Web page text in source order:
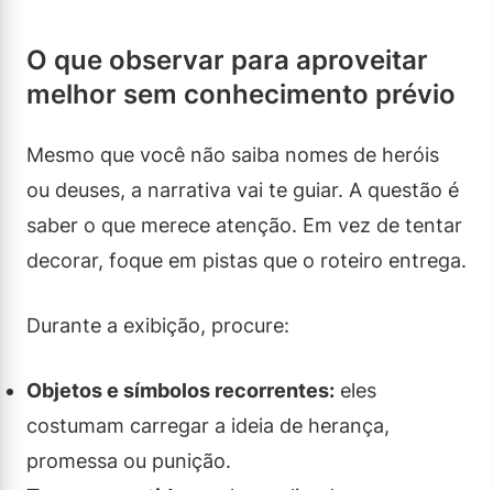
O que observar para aproveitar
melhor sem conhecimento prévio
Mesmo que você não saiba nomes de heróis
ou deuses, a narrativa vai te guiar. A questão é
saber o que merece atenção. Em vez de tentar
decorar, foque em pistas que o roteiro entrega.
Durante a exibição, procure:
Objetos e símbolos recorrentes: eles
costumam carregar a ideia de herança,
promessa ou punição.